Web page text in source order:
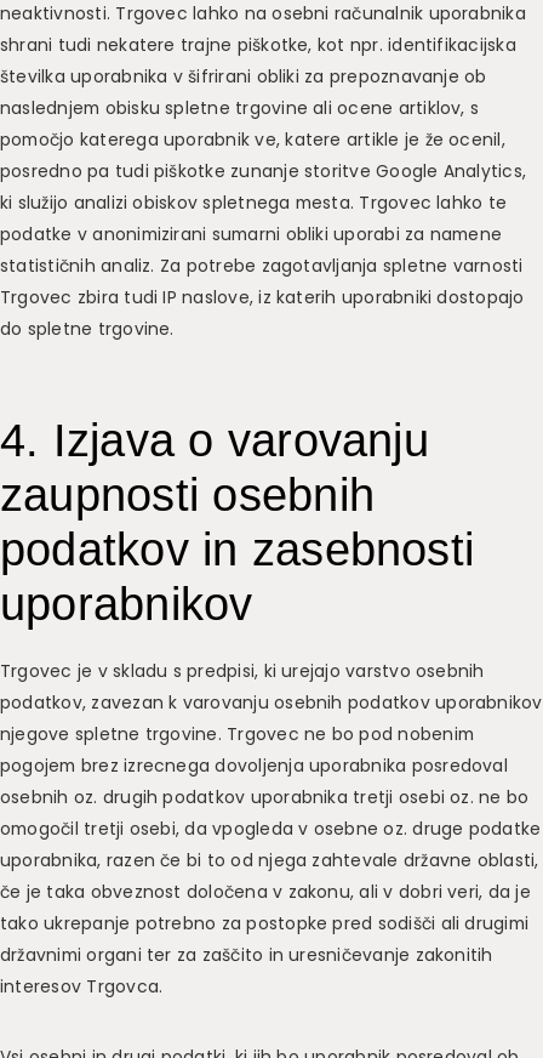
neaktivnosti. Trgovec lahko na osebni računalnik uporabnika
shrani tudi nekatere trajne piškotke, kot npr. identifikacijska
številka uporabnika v šifrirani obliki za prepoznavanje ob
naslednjem obisku spletne trgovine ali ocene artiklov, s
pomočjo katerega uporabnik ve, katere artikle je že ocenil,
posredno pa tudi piškotke zunanje storitve Google Analytics,
ki služijo analizi obiskov spletnega mesta. Trgovec lahko te
podatke v anonimizirani sumarni obliki uporabi za namene
statističnih analiz. Za potrebe zagotavljanja spletne varnosti
Trgovec zbira tudi IP naslove, iz katerih uporabniki dostopajo
do spletne trgovine.
4. Izjava o varovanju
zaupnosti osebnih
podatkov in zasebnosti
uporabnikov
Trgovec je v skladu s predpisi, ki urejajo varstvo osebnih
podatkov, zavezan k varovanju osebnih podatkov uporabnikov
njegove spletne trgovine. Trgovec ne bo pod nobenim
pogojem brez izrecnega dovoljenja uporabnika posredoval
osebnih oz. drugih podatkov uporabnika tretji osebi oz. ne bo
omogočil tretji osebi, da vpogleda v osebne oz. druge podatke
uporabnika, razen če bi to od njega zahtevale državne oblasti,
če je taka obveznost določena v zakonu, ali v dobri veri, da je
tako ukrepanje potrebno za postopke pred sodišči ali drugimi
državnimi organi ter za zaščito in uresničevanje zakonitih
interesov Trgovca.